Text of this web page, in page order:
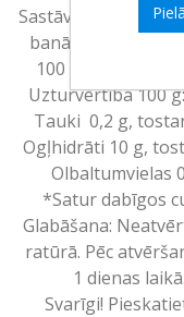
Sastāvdaļas: ābolu
banānu biezenis
100 % augļi. Bez
Uzturvērtība 100
Tauki 0,2 g,
Ogļhidrāti 10 g,
Olbaltumvielas
*Satur dabīgos
Glabāšana:
ratūrā. Pēc
1 dienas
Svarīgi!